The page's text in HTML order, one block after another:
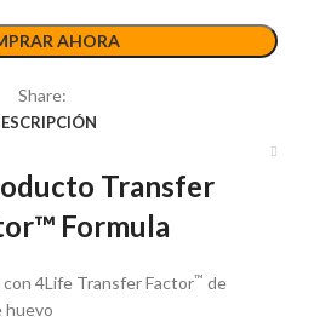
AHORA
Share:
Transfer
Formula
4Life Transfer Factor™ de
huevo